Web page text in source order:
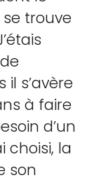
trouve
s’avère
à faire
d’un
choisi, la
son